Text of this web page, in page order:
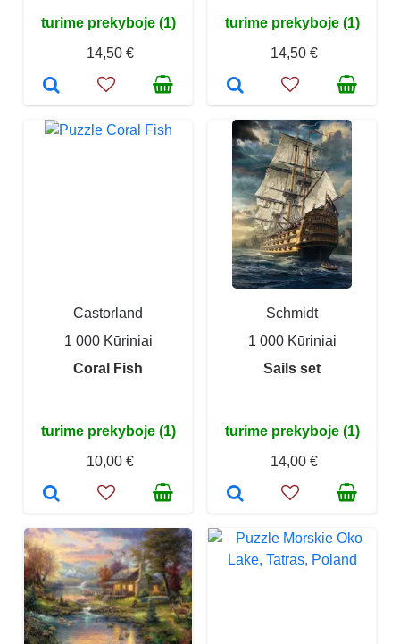
turime prekyboje (1)
14,50 €
turime prekyboje (1)
14,50 €
Castorland
1 000 Kūriniai
Coral Fish
turime prekyboje (1)
10,00 €
Schmidt
1 000 Kūriniai
Sails set
turime prekyboje (1)
14,00 €